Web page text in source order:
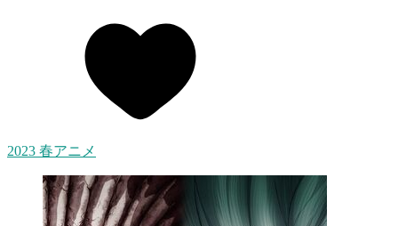
2023 春アニメ